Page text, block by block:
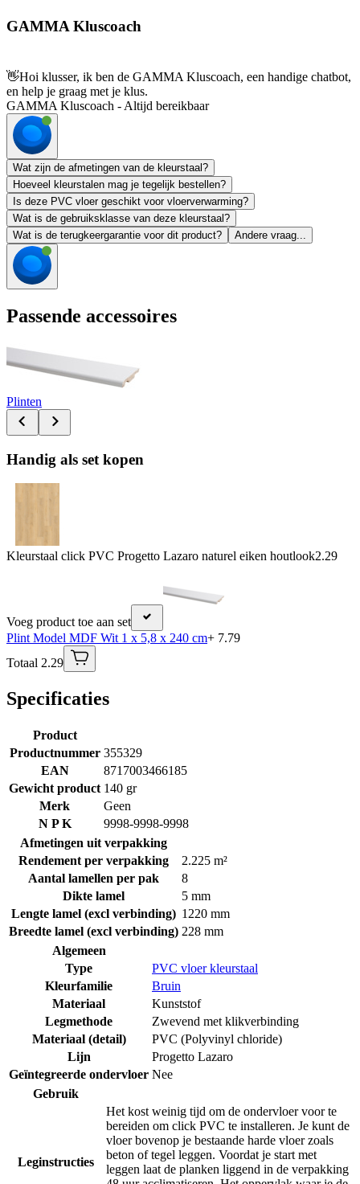
GAMMA Kluscoach
👋Hoi klusser, ik ben de GAMMA Kluscoach, een handige chatbot,
en help je graag met je klus.
GAMMA Kluscoach - Altijd bereikbaar
Wat zijn de afmetingen van de kleurstaal?
Hoeveel kleurstalen mag je tegelijk bestellen?
Is deze PVC vloer geschikt voor vloerverwarming?
Wat is de gebruiksklasse van deze kleurstaal?
Wat is de terugkeergarantie voor dit product?
Andere vraag...
Passende accessoires
Plinten
Handig als set kopen
Kleurstaal click PVC Progetto Lazaro naturel eiken houtlook2.29
Voeg product toe aan set
Plint Model MDF Wit 1 x 5,8 x 240 cm+ 7.79
Totaal 2.29
Specificaties
Product
Productnummer 355329
EAN
8717003466185
Gewicht product 140 gr
Merk
Geen
N P K
9998-9998-9998
Afmetingen uit verpakking
Rendement per verpakking
2.225 m²
Aantal lamellen per pak
8
Dikte lamel
5 mm
Lengte lamel (excl verbinding) 1220 mm
Breedte lamel (excl verbinding) 228 mm
Algemeen
Type
PVC vloer kleurstaal
Kleurfamilie
Bruin
Materiaal
Kunststof
Legmethode
Zwevend met klikverbinding
Materiaal (detail)
PVC (Polyvinyl chloride)
Lijn
Progetto Lazaro
Geïntegreerde ondervloer Nee
Gebruik
Leginstructies
Het kost weinig tijd om de ondervloer voor te
bereiden om click PVC te installeren. Je kunt de
vloer bovenop je bestaande harde vloer zoals
beton of tegel leggen. Voordat je start met
leggen laat de planken liggend in de verpakking